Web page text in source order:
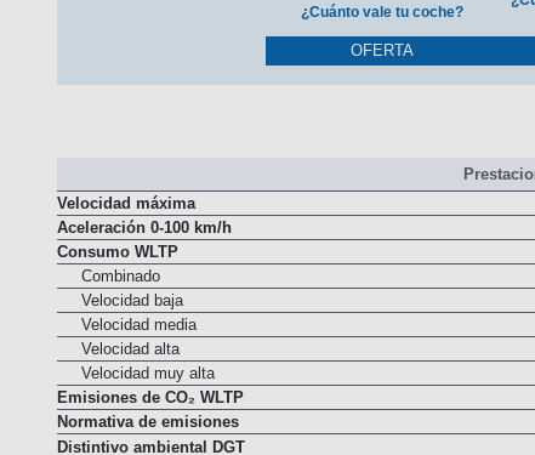
OFERTA
Velocidad máxima
Aceleración 0-100 km/h
Consumo WLTP
Combinado
Velocidad baja
Velocidad media
Velocidad alta
Velocidad muy alta
Emisiones de CO₂ WLTP
Normativa de emisiones